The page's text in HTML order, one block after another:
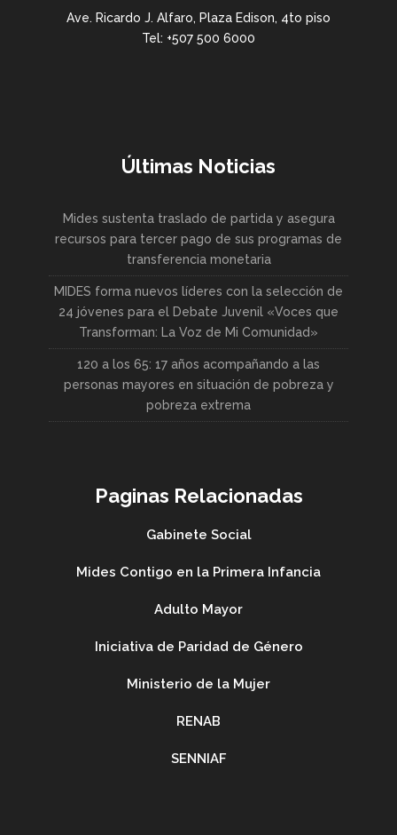
Ave. Ricardo J. Alfaro, Plaza Edison, 4to piso
Tel: +507 500 6000
Últimas Noticias
Mides sustenta traslado de partida y asegura
recursos para tercer pago de sus programas de
transferencia monetaria
MIDES forma nuevos líderes con la selección de
24 jóvenes para el Debate Juvenil «Voces que
Transforman: La Voz de Mi Comunidad»
120 a los 65: 17 años acompañando a las
personas mayores en situación de pobreza y
pobreza extrema
Paginas Relacionadas
Gabinete Social
Mides Contigo en la Primera Infancia
Adulto Mayor
Iniciativa de Paridad de Género
Ministerio de la Mujer
RENAB
SENNIAF